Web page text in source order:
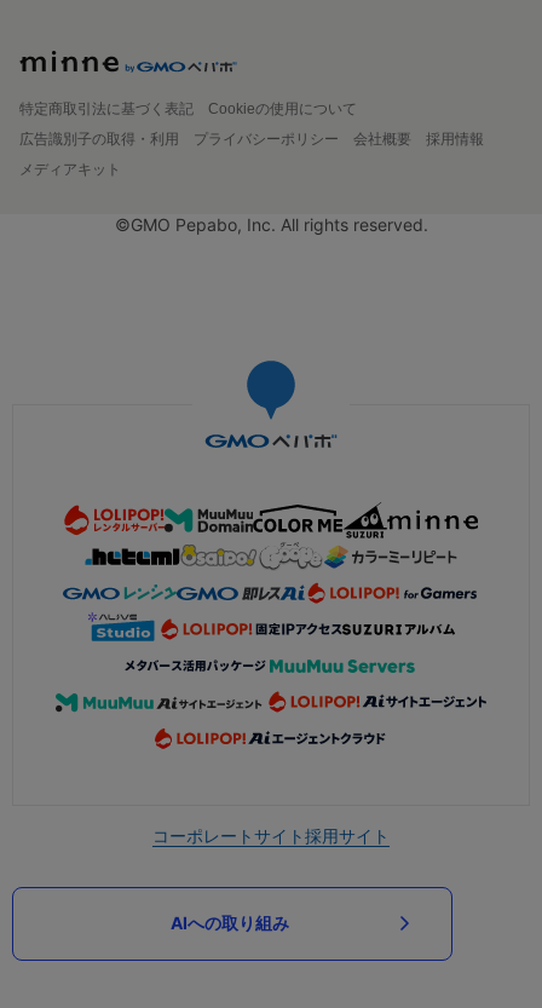
特定商取引法に基づく表記
Cookieの使用について
広告識別子の取得・利用
プライバシーポリシー 会社概要
採用情報
メディアキット
©GMO Pepabo, Inc. All rights reserved.
コーポレートサイト採用サイト
AIへの取り組み